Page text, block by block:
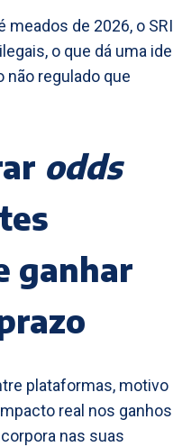
meados de 2026, o
o que dá uma
não regulado que
odds
ganhar
plataformas, motivo
real nos ganhos
nas suas